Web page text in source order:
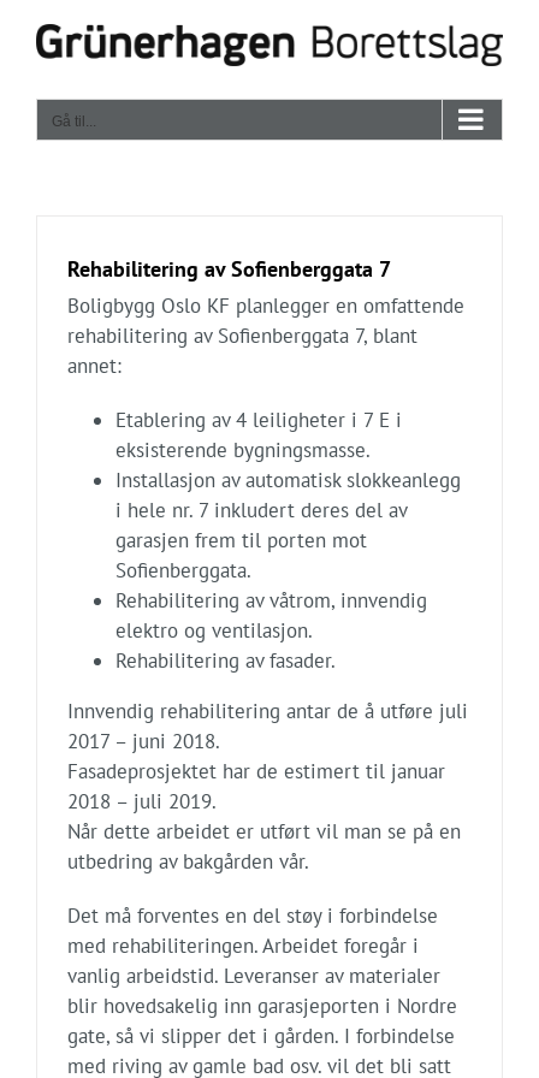
Gå til...
Rehabilitering av Sofienberggata 7
Boligbygg Oslo KF planlegger en omfattende
rehabilitering av Sofienberggata 7, blant
annet:
Etablering av 4 leiligheter i 7 E i
eksisterende bygningsmasse.
Installasjon av automatisk slokkeanlegg
i hele nr. 7 inkludert deres del av
garasjen frem til porten mot
Sofienberggata.
Rehabilitering av våtrom, innvendig
elektro og ventilasjon.
Rehabilitering av fasader.
Innvendig rehabilitering antar de å utføre juli
2017 – juni 2018.
Fasadeprosjektet har de estimert til januar
2018 – juli 2019.
Når dette arbeidet er utført vil man se på en
utbedring av bakgården vår.
Det må forventes en del støy i forbindelse
med rehabiliteringen. Arbeidet foregår i
vanlig arbeidstid. Leveranser av materialer
blir hovedsakelig inn garasjeporten i Nordre
gate, så vi slipper det i gården. I forbindelse
med riving av gamle bad osv. vil det bli satt